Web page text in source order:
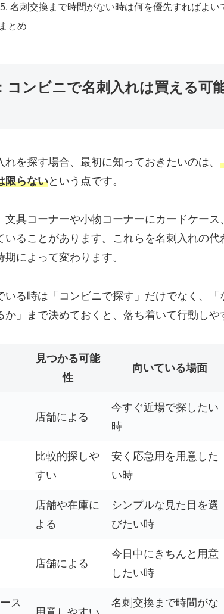
名刺交換まで時間がない時は何を優先すればよい
まとめ
コンビニで名刺入れは買える可
れを探す場合、最初に知っておきたいのは、
限らないという点です。
文具コーナーや小物コーナーにカードケー
いることがあります。これらを名刺入れの
期によって変わります。
いる時は「コンビニで探す」だけでなく、
か」まで決めておくと、落ち着いて行動しや
見つかる可能
性
向いている場面
店舗による
今すぐ近場で探したい
時
比較的探しや
すい
安く応急用を用意した
い時
店舗や在庫に
よる
シンプルな見た目を選
びたい時
店舗による
今日中にきちんと用意
したい時
ス
名刺交換まで時間がな